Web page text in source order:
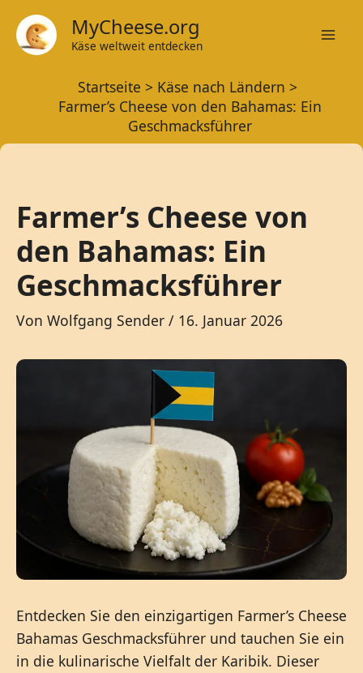
Inhalt
springen
MyCheese.org
Käse weltweit entdecken
Startseite
Käse nach Ländern
Farmer’s Cheese von den Bahamas: Ein
Geschmacksführer
Farmer’s Cheese von
den Bahamas: Ein
Geschmacksführer
Von Wolfgang Sender / 16. Januar 2026
Entdecken Sie den einzigartigen Farmer’s Cheese
Bahamas Geschmacksführer und tauchen Sie ein
in die kulinarische Vielfalt der Karibik. Dieser